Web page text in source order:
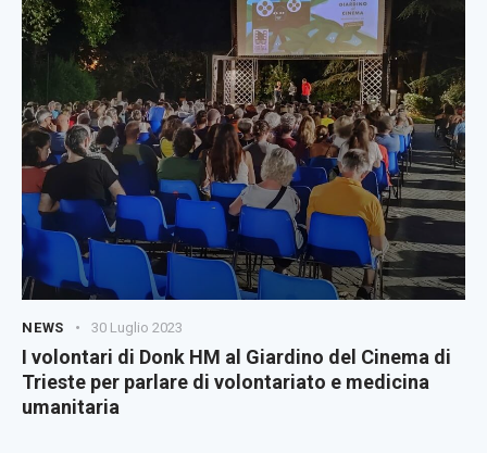
NEWS 30 Luglio 2023
I volontari di Donk HM al Giardino del Cinema di
Trieste per parlare di volontariato e medicina
umanitaria